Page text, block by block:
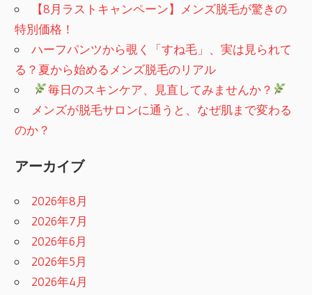
【8月ラストキャンペーン】メンズ脱毛が驚きの
特別価格！
ハーフパンツから覗く「すね毛」、実は見られて
る？夏から始めるメンズ脱毛のリアル
毎日のスキンケア、見直してみませんか？
メンズが脱毛サロンに通うと、なぜ肌まで変わる
のか？
アーカイブ
2026年8月
2026年7月
2026年6月
2026年5月
2026年4月